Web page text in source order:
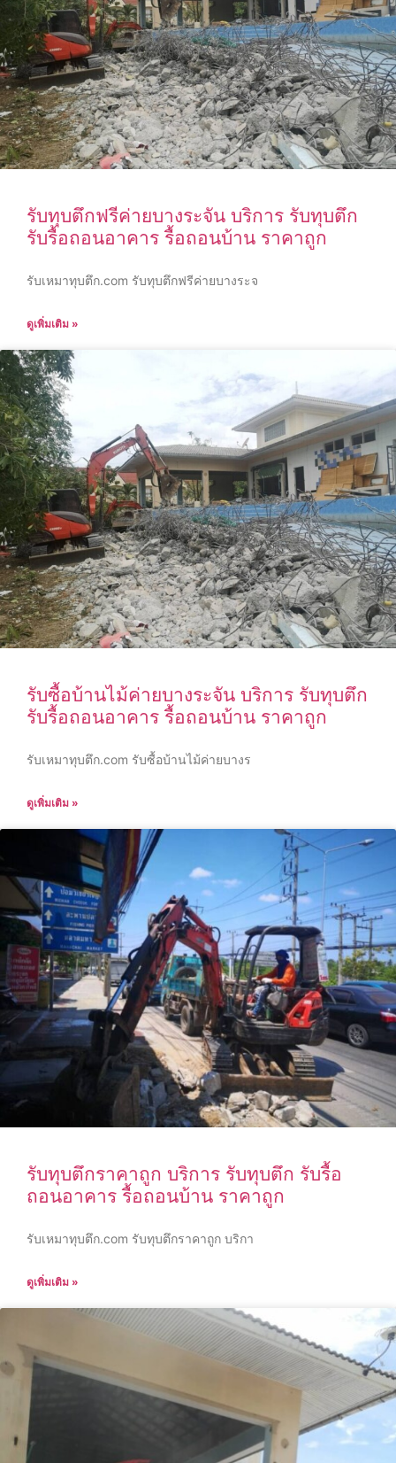
รับทุบตึกฟรีค่ายบางระจัน บริการ รับทุบตึก
รับรื้อถอนอาคาร รื้อถอนบ้าน ราคาถูก
รับเหมาทุบตึก.com รับทุบตึกฟรีค่ายบางระจ
ดูเพิ่มเติม »
รับซื้อบ้านไม้ค่ายบางระจัน บริการ รับทุบตึก
รับรื้อถอนอาคาร รื้อถอนบ้าน ราคาถูก
รับเหมาทุบตึก.com รับซื้อบ้านไม้ค่ายบางร
ดูเพิ่มเติม »
รับทุบตึกราคาถูก บริการ รับทุบตึก รับรื้อ
ถอนอาคาร รื้อถอนบ้าน ราคาถูก
รับเหมาทุบตึก.com รับทุบตึกราคาถูก บริกา
ดูเพิ่มเติม »